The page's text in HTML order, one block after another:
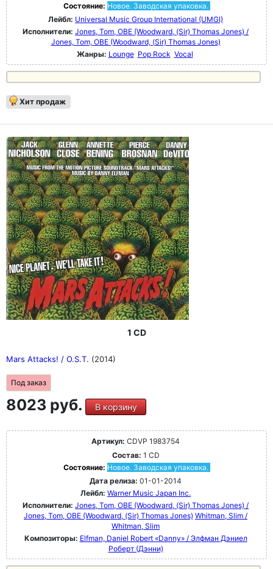
Состояние: Новое. Заводская упаковка.
Лейбл: Universal Music Group International (UMGI)
Исполнители: Jones, Tom, OBE (Woodward, (Sir) Thomas Jones) /
Jones, Tom, OBE (Woodward, (Sir) Thomas Jones)
Жанры: Lounge Pop Rock Vocal
Хит продаж
1 CD
Mars Attacks! / O.S.T. (2014)
Под заказ
8023 руб. В корзину
Артикул: CDVP 1983754
Состав: 1 CD
Состояние: Новое. Заводская упаковка.
Дата релиза: 01-01-2014
Лейбл: Warner Music Japan Inc.
Исполнители: Jones, Tom, OBE (Woodward, (Sir) Thomas Jones) /
Jones, Tom, OBE (Woodward, (Sir) Thomas Jones) Whitman, Slim /
Whitman, Slim
Композиторы: Elfman, Daniel Robert «Danny» / Элфман Дэниел
Роберт (Дэнни)